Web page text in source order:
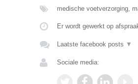
medische voetverzorging,
Er wordt gewerkt op
Laatste facebook posts ▼
Sociale media: